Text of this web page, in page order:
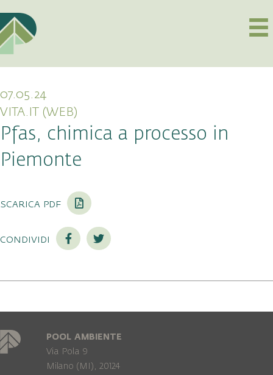
07.05.24
VITA.IT (WEB)
Pfas, chimica a processo in
Piemonte
scarica pdf
condividi
POOL AMBIENTE
Via Pola 9
Milano (MI), 20124